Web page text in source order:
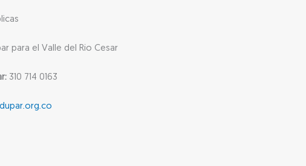
para el Valle del Río Cesar
310 714 0163